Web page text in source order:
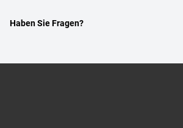
Haben Sie Fragen?